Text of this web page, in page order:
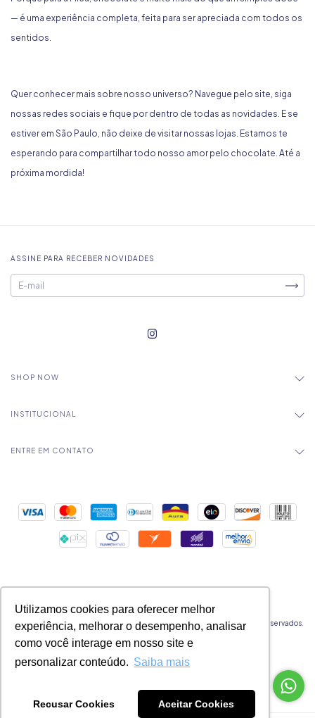
Utilizamos cookies para oferecer melhor
experiência, melhorar o desempenho, analisar
como você interage em nosso site e
personalizar conteúdo. Saiba mais
Recusar Cookies Aceitar Cookies
— é uma experiência completa, feita para ser apreciada com todos os
sentidos.
Quer conhecer mais sobre nosso universo? Navegue pelo site, siga
nossas redes sociais e fique por dentro de todas as novidades. E se
estiver em São Paulo, não deixe de visitar nossas lojas. Estamos te
esperando para compartilhar todo nosso amor pelo chocolate. Até a
próxima mordida!
ASSINE PARA RECEBER NOVIDADES
SHOP NOW
INSTITUCIONAL
ENTRE EM CONTATO
Copyright Mica Chocolates - 32524177000183 - 2026. Todos os direitos reservados.